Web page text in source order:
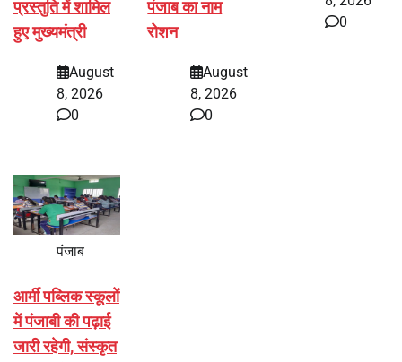
प्रस्तुति में शामिल
हुए मुख्यमंत्री
August
8, 2026
0
पंजाब का नाम
रोशन
August
8, 2026
0
0
पंजाब
आर्मी पब्लिक स्कूलों
में पंजाबी की पढ़ाई
जारी रहेगी, संस्कृत